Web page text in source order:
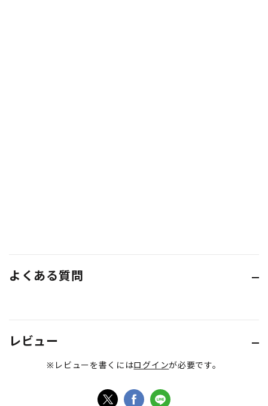
よくある質問
レビュー
※レビューを書くにはログインが必要です。